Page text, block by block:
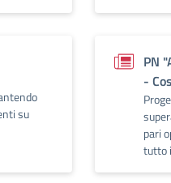
su
PN
-
pari
tutto